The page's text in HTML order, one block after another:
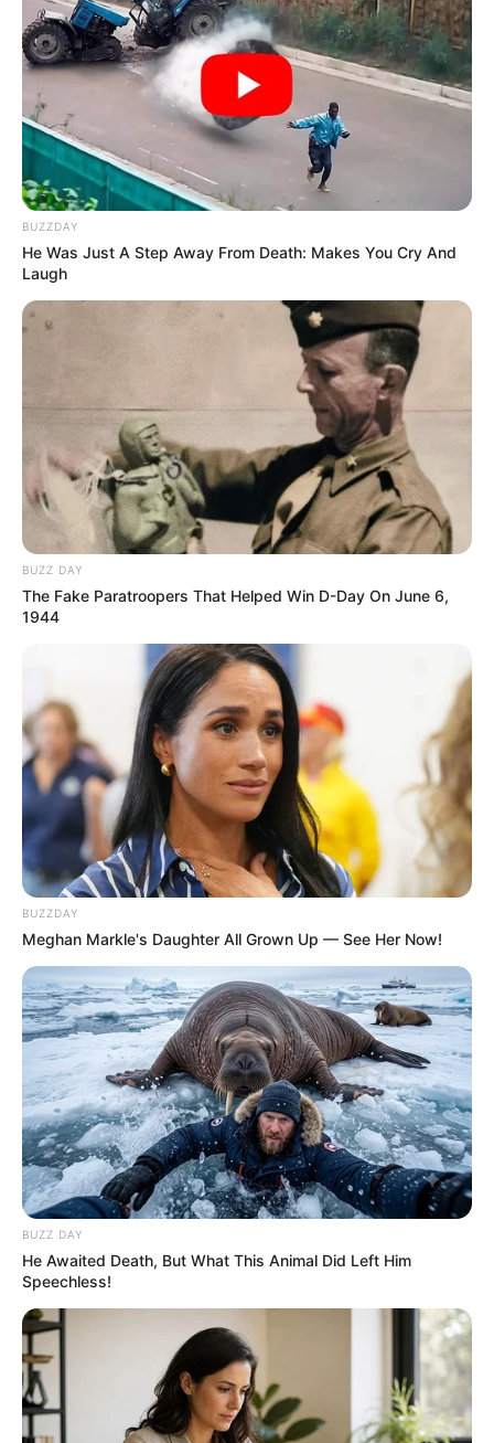
BUZZDAY
He Was Just A Step Away From Death: Makes You Cry And
Laugh
BUZZ DAY
The Fake Paratroopers That Helped Win D-Day On June 6,
1944
BUZZDAY
Meghan Markle's Daughter All Grown Up — See Her Now!
BUZZ DAY
He Awaited Death, But What This Animal Did Left Him
Speechless!